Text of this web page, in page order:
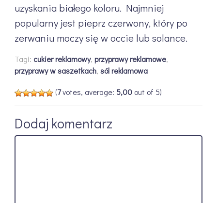
uzyskania białego koloru. Najmniej
popularny jest pieprz czerwony, który po
zerwaniu moczy się w occie lub solance.
Tagi: cukier reklamowy, przyprawy reklamowe,
przyprawy w saszetkach, sól reklamowa
(7votes, average: 5,00 out of 5)
Dodaj komentarz